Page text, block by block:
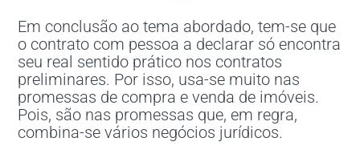
Em conclusão ao tema abordado, tem-se que
o contrato com pessoa a declarar só encontra
seu real sentido prático nos contratos
preliminares. Por isso, usa-se muito nas
promessas de compra e venda de imóveis.
Pois, são nas promessas que, em regra,
combina-se vários negócios jurídicos.